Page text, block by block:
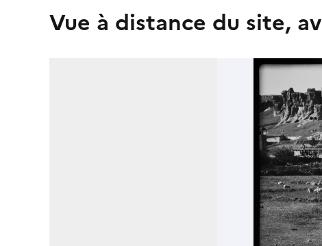
Vue à distance du site,